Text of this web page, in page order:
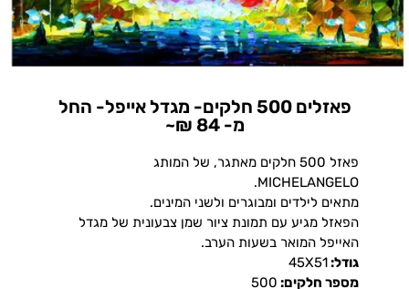
פאזלים 500 חלקים- מגדל אייפל- החל
מ- 84 ₪~
פאזל 500 חלקים מאתגר, של המותג
MICHELANGELO.
מתאים לילדים ומבוגרים ולשני המינים.
הפאזל מגיע עם תמונת ציור שמן צבעונית של מגדל
האייפל המואר בשעות הערב.
גודל:45X51
מספר חלקים: 500